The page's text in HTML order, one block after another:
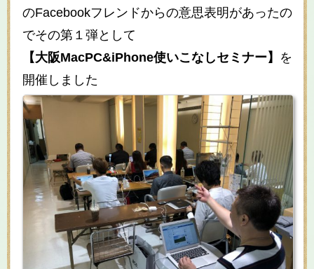
のFacebookフレンドからの意思表明があったの
でその第１弾として
【大阪MacPC&iPhone使いこなしセミナー】 を
開催しました